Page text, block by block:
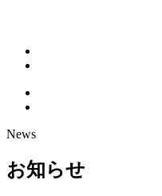
News
お知らせ